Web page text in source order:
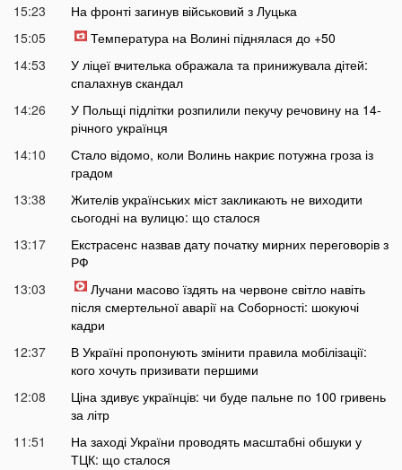
15:23
На фронті загинув військовий з Луцька
15:05
Температура на Волині піднялася до +50
14:53
У ліцеї вчителька ображала та принижувала дітей:
спалахнув скандал
14:26
У Польщі підлітки розпилили пекучу речовину на 14-
річного українця
14:10
Стало відомо, коли Волинь накриє потужна гроза із
градом
13:38
Жителів українських міст закликають не виходити
сьогодні на вулицю: що сталося
13:17
Екстрасенс назвав дату початку мирних переговорів з
РФ
13:03
Лучани масово їздять на червоне світло навіть
після смертельної аварії на Соборності: шокуючі
кадри
12:37
В Україні пропонують змінити правила мобілізації:
кого хочуть призивати першими
12:08
Ціна здивує українців: чи буде пальне по 100 гривень
за літр
11:51
На заході України проводять масштабні обшуки у
ТЦК: що сталося